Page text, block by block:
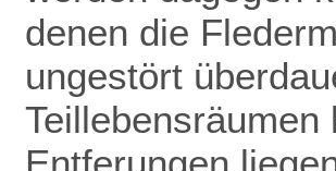
denen die
ungestört